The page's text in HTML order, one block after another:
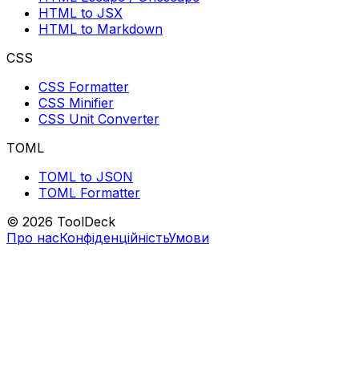
HTML to JSX
HTML to Markdown
CSS
CSS Formatter
CSS Minifier
CSS Unit Converter
TOML
TOML to JSON
TOML Formatter
© 2026 ToolDeck
Про насКонфіденційністьУмови